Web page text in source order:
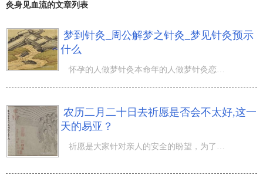
灸身见血流的文章列表
梦到针灸_周公解梦之针灸_梦见针灸预示
什么
怀孕的人做梦针灸本命年的人做梦针灸恋爱中的人做梦针灸做生意的人做梦针灸做梦针灸的相关内容做梦屁股扎针
农历二月二十日去祈愿是否会不太好,这一
天的易亚？